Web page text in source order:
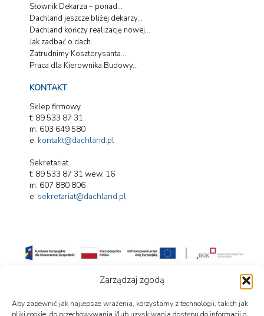
Zarządzaj zgodą
Aby zapewnić jak najlepsze wrażenia, korzystamy z technologii, takich jak
Słownik Dekarza – ponad...
Dachland jeszcze bliżej dekarzy...
Dachland kończy realizację nowej...
Jak zadbać o dach...
Zatrudnimy Kosztorysanta...
Praca dla Kierownika Budowy...
KONTAKT
Sklep firmowy
t: 89 533 87 31
m: 603 649 580
e: kontakt@dachland.pl
Sekretariat
t: 89 533 87 31 wew. 16
m: 607 880 806
e: sekretariat@dachland.pl
„Ograniczenie zużycia energii pierwotnej w firmie Dachland Marek Maleszka”
Projekt realizowany w ramach Programu Fundusze Europejskie dla Nowoczesnej
Całkowita wartość projektu: 1 771 000,00 PLN
Wkład Funduszy Europejskich: 966 900,00 PLN